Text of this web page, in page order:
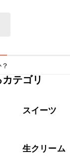
安です。なるべく
テゴリ
スイーツ
生クリーム